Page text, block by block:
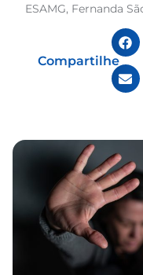
ESAMG, Fernanda
Compartilhe